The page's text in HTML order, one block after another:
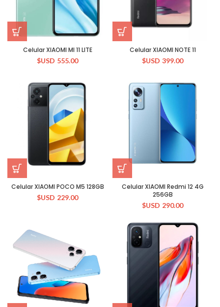
Celular XIAOMI MI 11 LITE
$USD 555.00
Celular XIAOMI NOTE 11
$USD 399.00
Celular XIAOMI POCO M5 128GB
$USD 229.00
Celular XIAOMI Redmi 12 4G
256GB
$USD 290.00